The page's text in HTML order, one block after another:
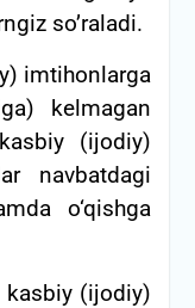
so’raladi.
imtihonlarga
kelmagan
(ijodiy)
navbatdagi
o‘qishga
kasbiy (ijodiy)